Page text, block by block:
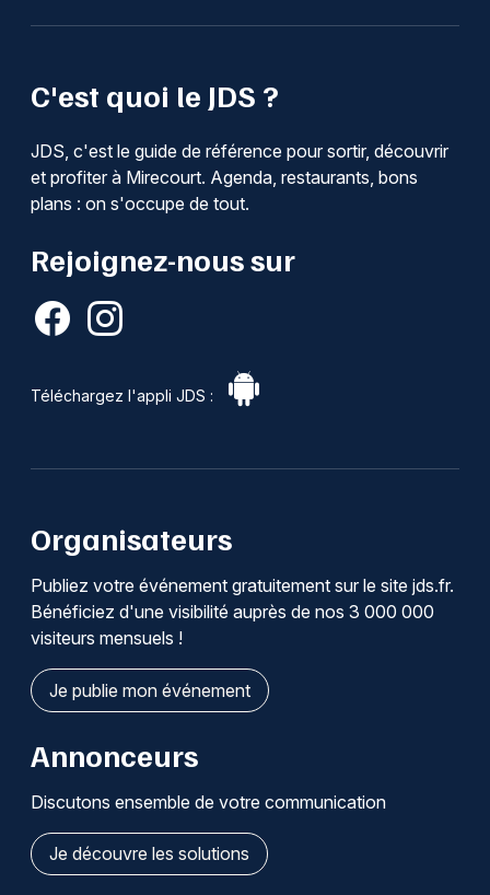
C'est quoi le JDS ?
JDS, c'est le guide de référence pour sortir, découvrir
et profiter à Mirecourt. Agenda, restaurants, bons
plans : on s'occupe de tout.
Rejoignez-nous sur
Téléchargez l'appli JDS :
Organisateurs
Publiez votre événement gratuitement sur le site jds.fr.
Bénéficiez d'une visibilité auprès de nos 3 000 000
visiteurs mensuels !
Je publie mon événement
Annonceurs
Discutons ensemble de votre communication
Je découvre les solutions